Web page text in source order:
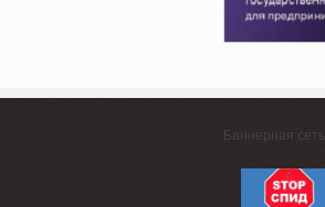
Баннерная сеть